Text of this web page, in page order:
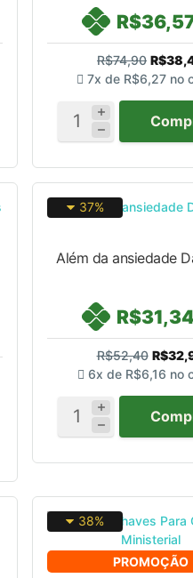
R$74,90
7x de R$6,27 no
37%
Além da ansiedade
R$31,34
R$52,40
6x de R$6,16 no
PROMOÇÃO
38%